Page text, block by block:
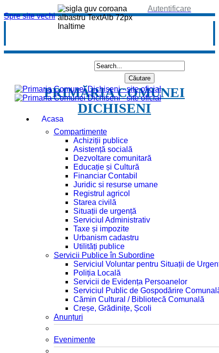
Spre site vechi
Autentificare
PRIMĂRIA COMUNEI
DICHISENI
Acasa
Compartimente
Achiziții publice
Asistență socială
Dezvoltare comunitară
Educație și Cultură
Financiar Contabil
Juridic si resurse umane
Registrul agricol
Starea civilă
Situații de urgență
Serviciul Administrativ
Taxe și impozite
Urbanism cadastru
Utilități publice
Servicii Publice în Subordine
Serviciul Voluntar pentru Situații de
Poliția Locală
Servicii de Evidența Persoanelor
Serviciul Public de Gospodărire
Cămin Cultural / Bibliotecă Comunală
Creșe, Grădinițe, Școli
Anunțuri
Evenimente